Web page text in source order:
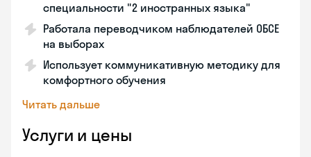
специальности "2 иностранных языка"
Работала переводчиком наблюдателей ОБСЕ
на выборах
Использует коммуникативную методику для
комфортного обучения
Читать дальше
Услуги и цены